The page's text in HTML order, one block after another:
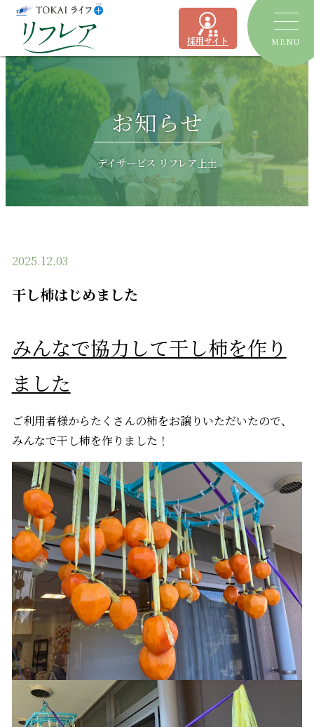
採用サイト MENU
トピックス
デイサービス
ショートステイ リフレア聖一色
有料老人ホーム リフレア上土
運営会社
お知らせ
デイサービス リフレア上土
2025.12.03
干し柿はじめました
みんなで協力して干し柿を作り
ました
ご利用者様からたくさんの柿をお譲りいただいたので、
みんなで干し柿を作りました！